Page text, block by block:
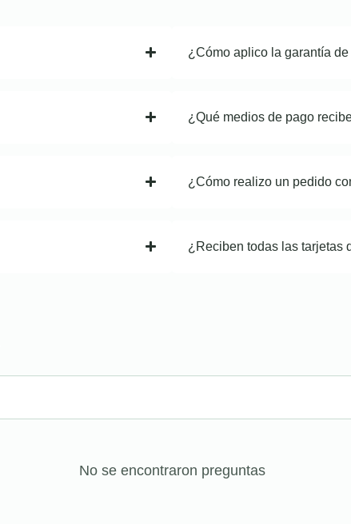
¿Cómo aplico la garantía
¿Qué medios de pago
¿Cómo realizo un pedido
¿Reciben todas las tarjetas
No se encontraron preguntas